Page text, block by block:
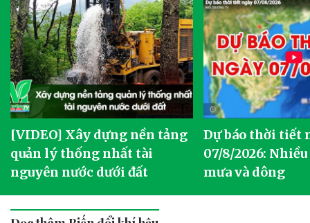
[VIDEO] Xây dựng nền tảng
quản lý thống nhất tài
nguyên nước dưới đất
Dự báo thời tiết
07/8/2026:
mưa và dông